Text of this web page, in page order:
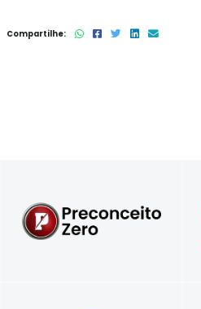
Compartilhe:
Diferente igual a você!